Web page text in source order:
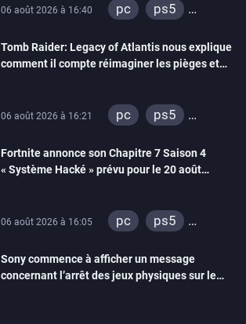
06 août 2026 à 16:40 pc
ps5
switch 2
Tomb Raider: Legacy of Atlantis nous explique
comment il compte réimaginer les pièges et
06 août 2026 à 16:21 pc
ps5
switch 2
Fortnite annonce son Chapitre 7 Saison 4
« Système Hacké » prévu pour le 20 août
06 août 2026 à 16:05 pc
ps5
switch
ios
android
ps4
Sony commence à afficher un message
concernant l’arrêt des jeux physiques sur le